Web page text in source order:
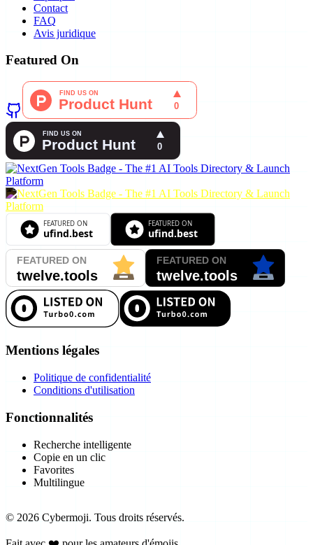
Contact
FAQ
Avis juridique
Featured On
Mentions légales
Politique de confidentialité
Conditions d'utilisation
Fonctionnalités
Recherche intelligente
Copie en un clic
Favorites
Multilingue
© 2026 Cybermoji. Tous droits réservés.